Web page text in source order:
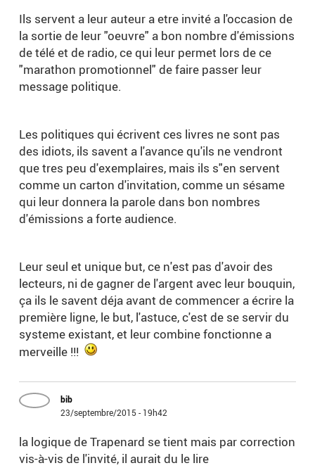
Ils servent a leur auteur a etre invité a l'occasion de
la sortie de leur "oeuvre" a bon nombre d'émissions
de télé et de radio, ce qui leur permet lors de ce
"marathon promotionnel" de faire passer leur
message politique.
Les politiques qui écrivent ces livres ne sont pas
des idiots, ils savent a l'avance qu'ils ne vendront
que tres peu d'exemplaires, mais ils s"en servent
comme un carton d'invitation, comme un sésame
qui leur donnera la parole dans bon nombres
d'émissions a forte audience.
Leur seul et unique but, ce n'est pas d'avoir des
lecteurs, ni de gagner de l'argent avec leur bouquin,
ça ils le savent déja avant de commencer a écrire la
première ligne, le but, l'astuce, c'est de se servir du
systeme existant, et leur combine fonctionne a
merveille !!!
bib
23/septembre/2015 - 19h42
la logique de Trapenard se tient mais par correction
vis-à-vis de l'invité, il aurait du le lire